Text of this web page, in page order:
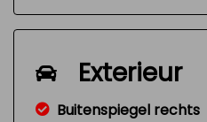
Exterieur
Buitenspiegel rechts